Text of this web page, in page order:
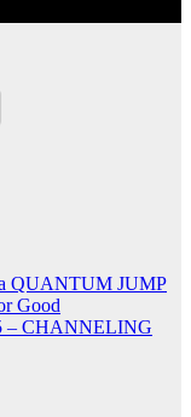
QUANTUM JUMP
Good
– CHANNELING